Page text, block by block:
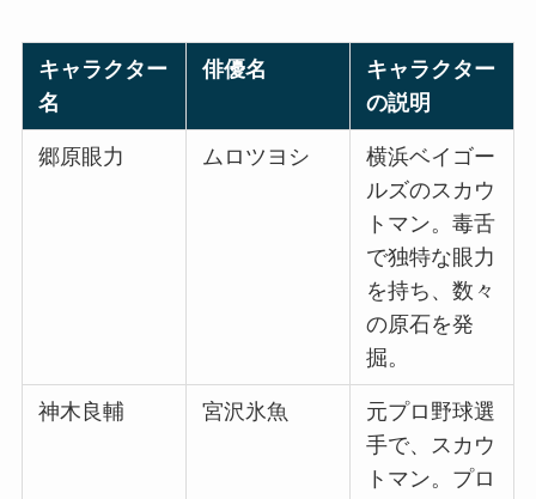
キャラクター
名
俳優名
キャラクター
の説明
郷原眼力 ムロツヨシ
横浜ベイゴー
ルズのスカウ
トマン。毒舌
で独特な眼力
を持ち、数々
の原石を発
掘。
神木良輔 宮沢氷魚
元プロ野球選
手で、スカウ
トマン。プロ